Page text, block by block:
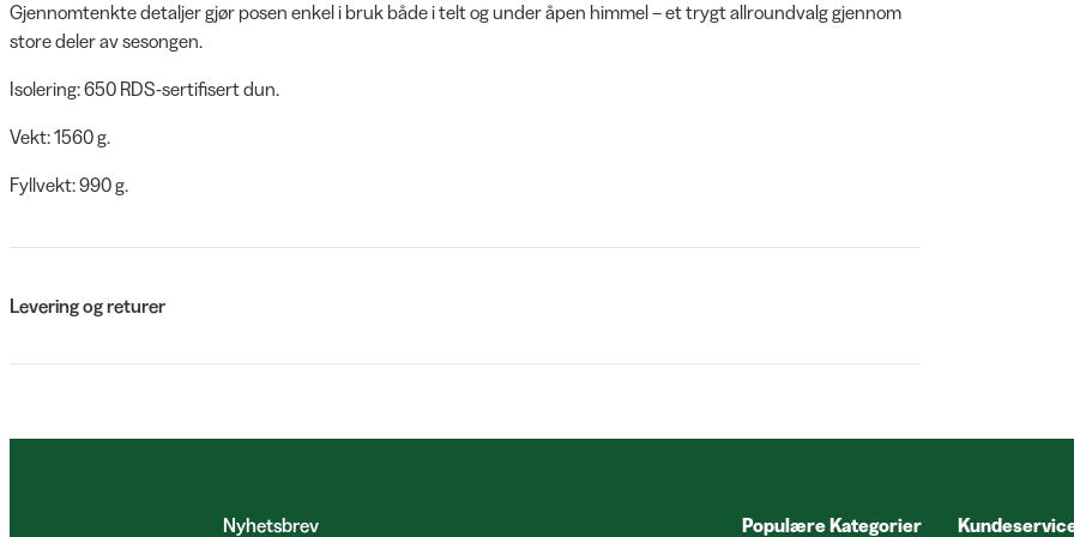
Gjennomtenkte detaljer gjør posen enkel i bruk både i telt og under åpen himmel – et trygt allroundvalg gjennom
store deler av sesongen.
Isolering: 650 RDS-sertifisert dun.
Vekt: 1560 g.
Fyllvekt: 990 g.
Levering og returer
Nyhetsbrev Populære Kategorier